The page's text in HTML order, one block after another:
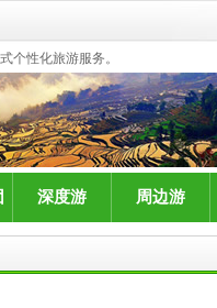
个性化旅游服务。
深度游 周边游